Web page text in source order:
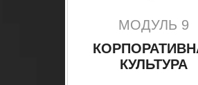
МОДУЛЬ 9
КУЛЬТУРА